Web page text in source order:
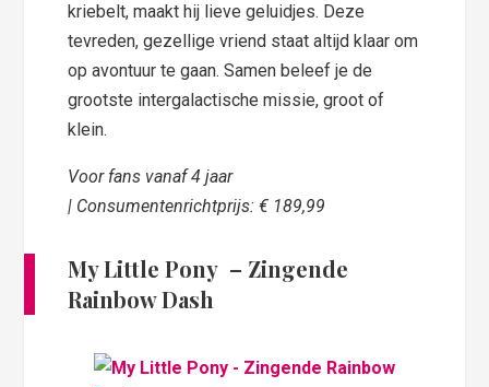
kriebelt, maakt hij lieve geluidjes. Deze
tevreden, gezellige vriend staat altijd klaar om
op avontuur te gaan. Samen beleef je de
grootste intergalactische missie, groot of
klein.
Voor fans vanaf 4 jaar
| Consumentenrichtprijs: € 189,99
My Little Pony – Zingende
Rainbow Dash